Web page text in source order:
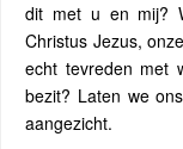
dit met u en mij?
Christus Jezus,
echt tevreden met
bezit? Laten we
aangezicht.